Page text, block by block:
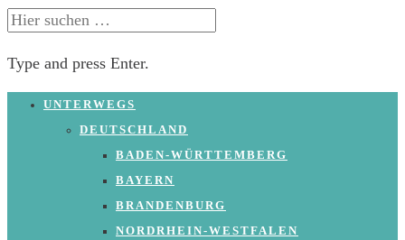
SUCHE
Type and press Enter.
Skip
UNTERWEGS
DEUTSCHLAND
BADEN-WÜRTTEMBERG
BAYERN
BRANDENBURG
NORDRHEIN-WESTFALEN